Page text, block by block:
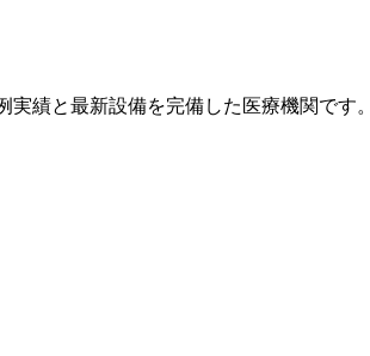
績と最新設備を完備した医療機関です。